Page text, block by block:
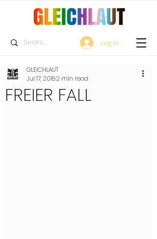
Log In
FREIER FALL
GLEICHLAUT
Jul 17, 20182 min read